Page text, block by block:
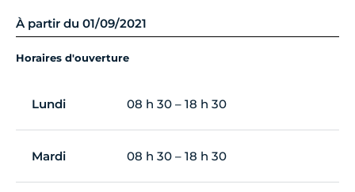
À partir du 01/09/2021
Horaires d'ouverture
Lundi 08 h 30 – 18 h 30
Mardi 08 h 30 – 18 h 30